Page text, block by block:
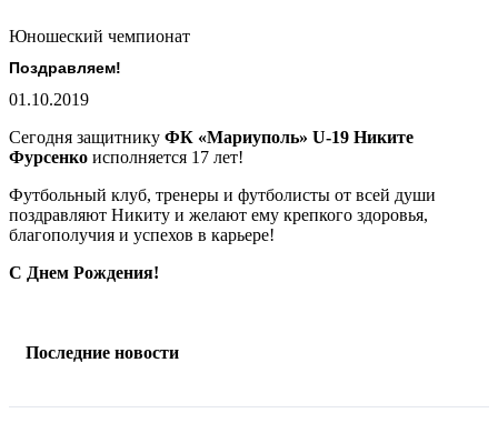
Юношеский чемпионат
Поздравляем!
01.10.2019
Сегодня защитнику ФК «Мариуполь» U-19 Никите
Фурсенко исполняется 17 лет!
Футбольный клуб, тренеры и футболисты от всей души
поздравляют Никиту и желают ему крепкого здоровья,
благополучия и успехов в карьере!
С Днем Рождения!
Последние новости